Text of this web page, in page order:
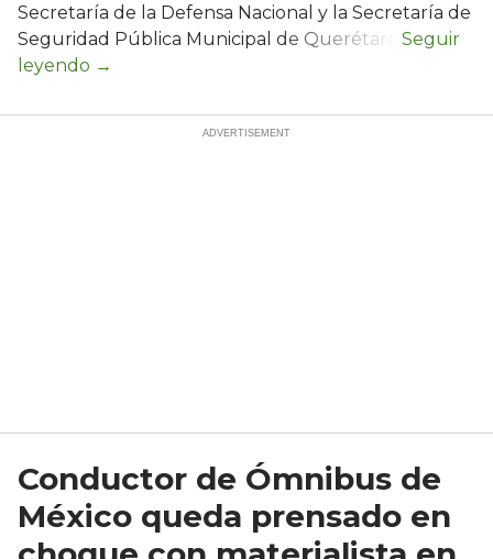
Secretaría de la Defensa Nacional y la Secretaría de
Seguridad Pública Municipal de Querétaro.
Conductor de Ómnibus de
México queda prensado en